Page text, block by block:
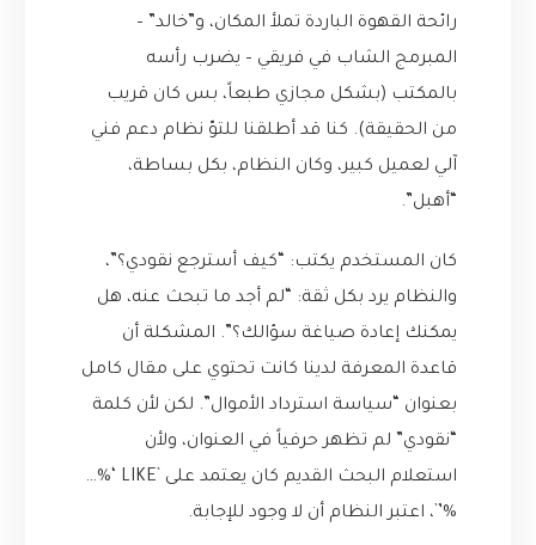
رائحة القهوة الباردة تملأ المكان، و”خالد” –
المبرمج الشاب في فريقي – يضرب رأسه
بالمكتب (بشكل مجازي طبعاً، بس كان قريب
من الحقيقة). كنا قد أطلقنا للتوّ نظام دعم فني
آلي لعميل كبير، وكان النظام، بكل بساطة،
“أهبل”.
كان المستخدم يكتب: “كيف أسترجع نقودي؟”،
والنظام يرد بكل ثقة: “لم أجد ما تبحث عنه، هل
يمكنك إعادة صياغة سؤالك؟”. المشكلة أن
قاعدة المعرفة لدينا كانت تحتوي على مقال كامل
بعنوان “سياسة استرداد الأموال”. لكن لأن كلمة
“نقودي” لم تظهر حرفياً في العنوان، ولأن
استعلام البحث القديم كان يعتمد على `LIKE ‘%…
%’`، اعتبر النظام أن لا وجود للإجابة.